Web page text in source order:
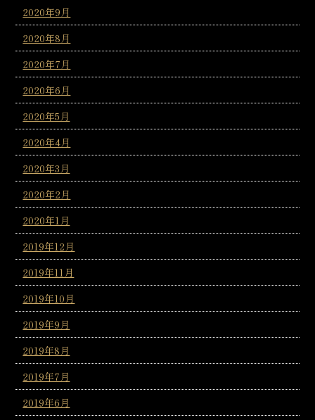
2020年9月
2020年8月
2020年7月
2020年6月
2020年5月
2020年4月
2020年3月
2020年2月
2020年1月
2019年12月
2019年11月
2019年10月
2019年9月
2019年8月
2019年7月
2019年6月